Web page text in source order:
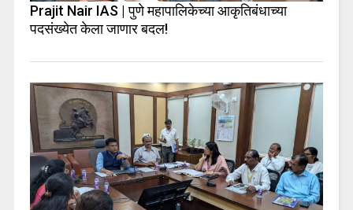
Prajit Nair IAS | पुणे महापालिकेच्या आकृतिबंधाच्या
पदसंख्येत केला जाणार बदल!